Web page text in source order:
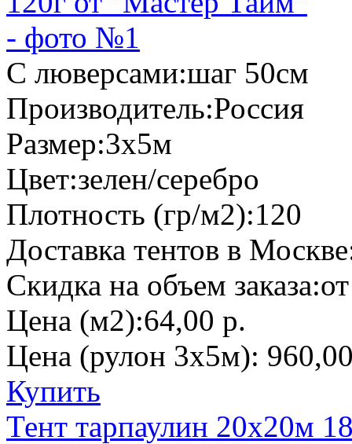
С люверсами:шаг 50см
Производитель:Россия
Размер:3х5м
Цвет:зелен/серебро
Плотность (гр/м2):120
Доставка тентов в
Скидка на объем заказа:
Цена (м2):64,00 р.
Цена (рулон 3х5м):
Купить
Тент тарпаулин 20х20м